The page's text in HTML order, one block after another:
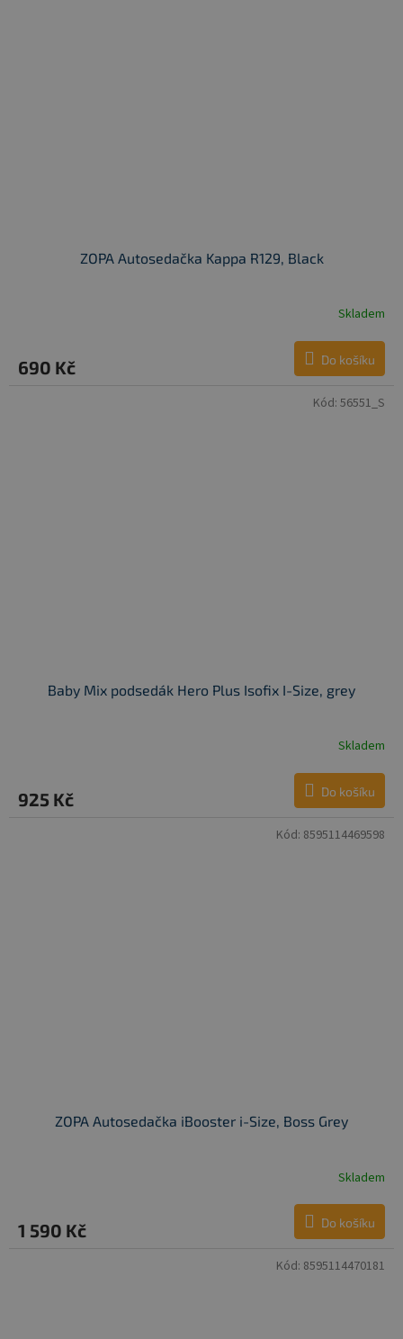
ZOPA Autosedačka Kappa R129, Black
Skladem
690 Kč Do košíku
Baby Mix podsedák Hero Plus Isofix I-Size, grey
Skladem
925 Kč Do košíku
Kód: 56551_S
ZOPA Autosedačka iBooster i-Size, Boss Grey
Skladem
1 590 Kč Do košíku
Kód: 8595114469598
Kód: 8595114470181